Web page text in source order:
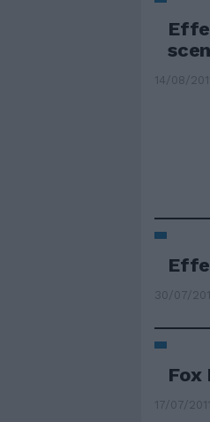
14/08/
30/07/
17/07/2011